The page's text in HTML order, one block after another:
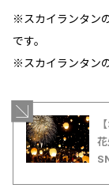
※スカイランタン
です。
※スカイランタン